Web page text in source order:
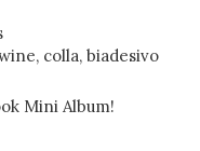
colla, biadesivo
Mini Album!